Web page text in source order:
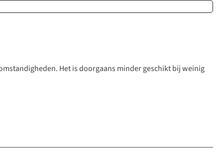
Het is doorgaans minder geschikt bij weinig